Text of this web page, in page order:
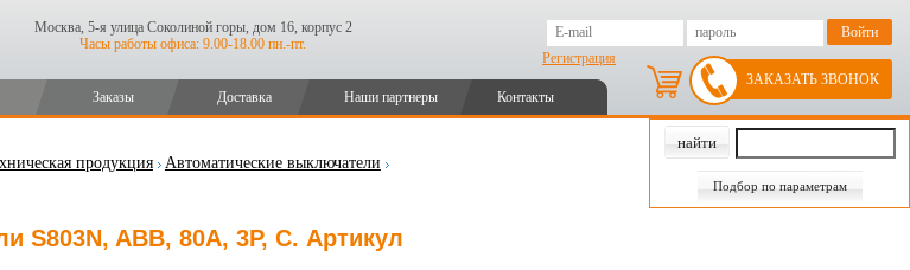
Москва, 5-я улица Соколиной горы, дом 16, корпус 2
Часы работы офиса: 9.00-18.00 пн.-пт.
Регистрация
Заказы Доставка Наши партнеры Контакты
ЗАКАЗАТЬ ЗВОНОК
Подбор по параметрам
продукция Автоматические выключатели
S803N, ABB, 80А, 3P, C. Артикул